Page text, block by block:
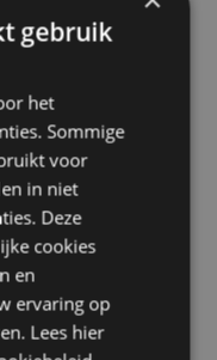
is als ICT-
steeds
mij vanuit het
hoe ik het
beklaagde in
had
het
van zijn
gebruik
het
Sommige
voor
in niet
Deze
cookies
en
ervaring op
Lees hier